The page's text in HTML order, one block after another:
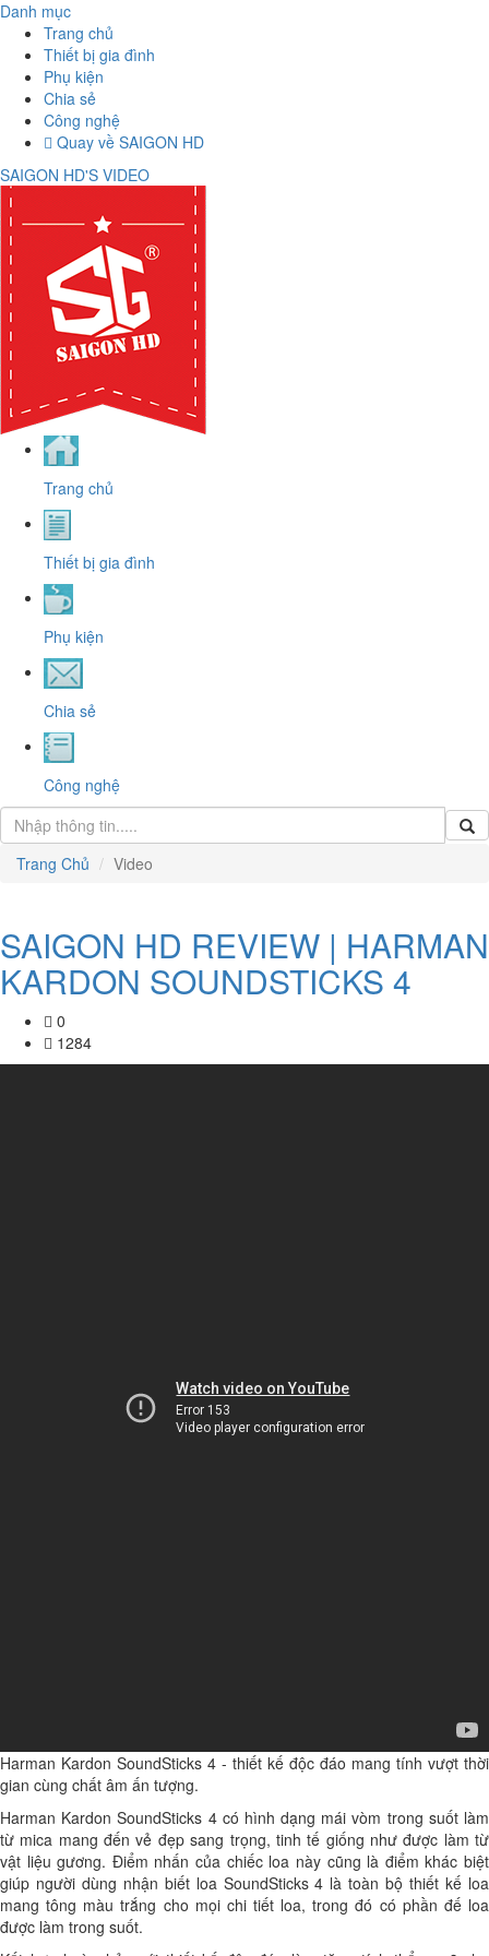
Danh mục
Trang chủ
Thiết bị gia đình
Phụ kiện
Chia sẻ
Công nghệ
Quay về SAIGON HD
SAIGON HD'S VIDEO
Trang chủ
Thiết bị gia đình
Phụ kiện
Chia sẻ
Công nghệ
Trang Chủ Video
SAIGON HD REVIEW | HARMAN
KARDON SOUNDSTICKS 4
0
1284
Harman Kardon SoundSticks 4 - thiết kế độc đáo mang tính vượt thời
gian cùng chất âm ấn tượng.
Harman Kardon SoundSticks 4 có hình dạng mái vòm trong suốt làm
từ mica mang đến vẻ đẹp sang trọng, tinh tế giống như được làm từ
vật liệu gương. Điểm nhấn của chiếc loa này cũng là điểm khác biệt
giúp người dùng nhận biết loa SoundSticks 4 là toàn bộ thiết kế loa
mang tông màu trắng cho mọi chi tiết loa, trong đó có phần đế loa
được làm trong suốt.